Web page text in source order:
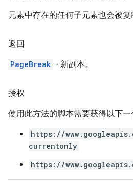
元素中存在的任何子元素也会被复
返回
PageBreak - 新副本。
授权
使用此方法的脚本需要获得以下一
https://
currentonly
https://